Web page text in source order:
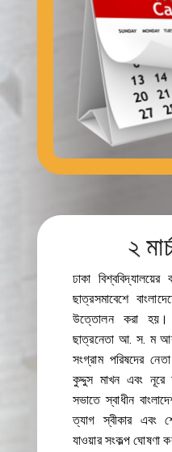
২
ঢাকা
ছাত্রসমাবেশে
উত্তোলন করা হয়।
ছাত্রনেতা আ. স. ম
সংগ্রাম পরিষদের
কুদ্দুস মাখন এবং নূরে
সভাতে স্বাধীন
ত্যাগ স্বীকার এবং
যাওয়ার সংকল্প